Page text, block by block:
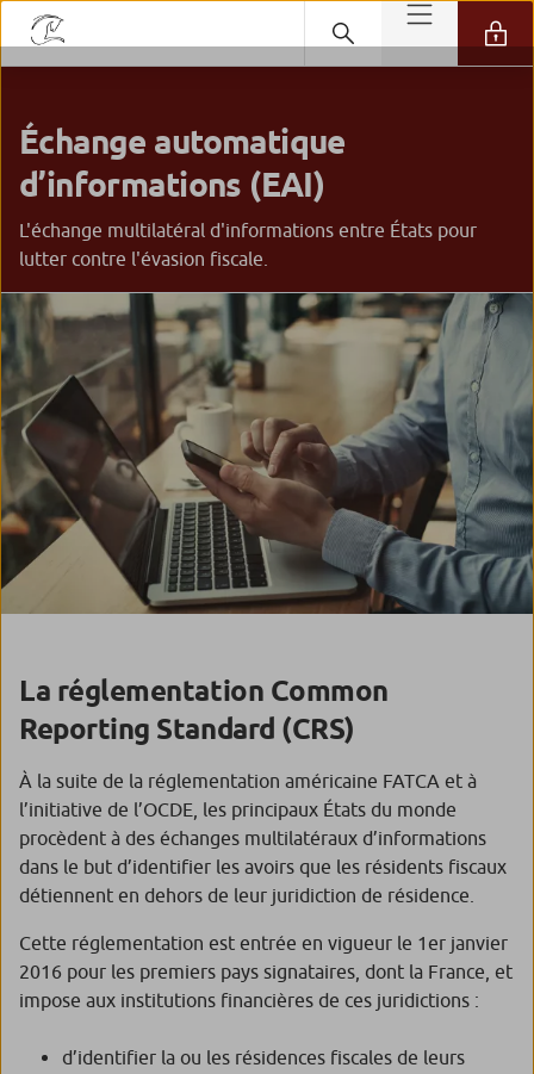
Échange automatique
d’informations (EAI)
L'échange multilatéral d'informations entre États pour
lutter contre l'évasion fiscale.
La réglementation Common
Reporting Standard (CRS)
À la suite de la réglementation américaine FATCA et à
l’initiative de l’OCDE, les principaux États du monde
procèdent à des échanges multilatéraux d’informations
dans le but d’identifier les avoirs que les résidents fiscaux
détiennent en dehors de leur juridiction de résidence.
Cette réglementation est entrée en vigueur le 1er janvier
2016 pour les premiers pays signataires, dont la France, et
impose aux institutions financières de ces juridictions :
d’identifier la ou les résidences fiscales de leurs